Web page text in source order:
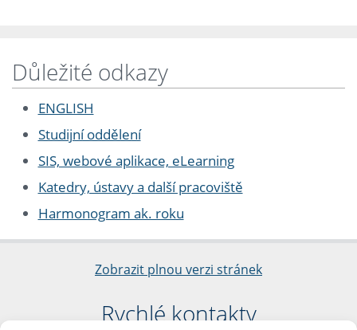
Důležité odkazy
ENGLISH
Studijní oddělení
SIS, webové aplikace, eLearning
Katedry, ústavy a další pracoviště
Harmonogram ak. roku
Zobrazit plnou verzi stránek
Rychlé kontakty